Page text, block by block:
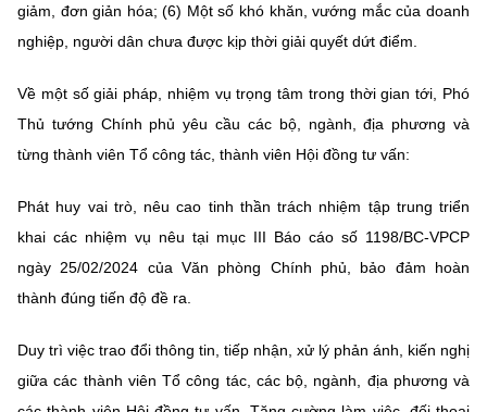
Cơ quan chủ quản: Bộ Khoa học và Công nghệ (MST)
Giám đốc Trung tâm Truyền thông Khoa học và Công nghệ.
Liên hệ
Địa chỉ: Ban Biên tập Cổng TTĐT - 18 Nguyễn Du, TP. Hà Nội
Email:
stc@mst.gov.vn
(Ghi rõ nguồn "https://mst.gov.vn" khi phát hành lại thông tin từ
website này)
giảm, đơn giản hóa; (6) Một số khó khăn, vướng mắc của doanh
nghiệp, người dân chưa được kịp thời giải quyết dứt điểm.
Về một số giải pháp, nhiệm vụ trọng tâm trong thời gian tới, Phó
Thủ tướng Chính phủ yêu cầu các bộ, ngành, địa phương và
từng thành viên Tổ công tác, thành viên Hội đồng tư vấn:
Phát huy vai trò, nêu cao tinh thần trách nhiệm tập trung triển
khai các nhiệm vụ nêu tại mục III Báo cáo số 1198/BC-VPCP
ngày 25/02/2024 của Văn phòng Chính phủ, bảo đảm hoàn
thành đúng tiến độ đề ra.
Duy trì việc trao đổi thông tin, tiếp nhận, xử lý phản ánh, kiến nghị
giữa các thành viên Tổ công tác, các bộ, ngành, địa phương và